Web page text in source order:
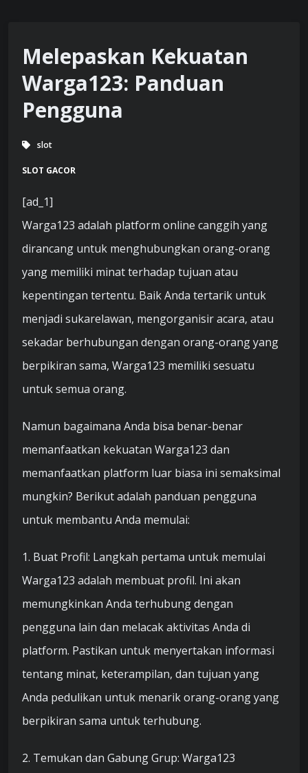
Melepaskan Kekuatan
Warga123: Panduan
Pengguna
slot
SLOT GACOR
[ad_1]
Warga123 adalah platform online canggih yang
dirancang untuk menghubungkan orang-orang
yang memiliki minat terhadap tujuan atau
kepentingan tertentu. Baik Anda tertarik untuk
menjadi sukarelawan, mengorganisir acara, atau
sekadar berhubungan dengan orang-orang yang
berpikiran sama, Warga123 memiliki sesuatu
untuk semua orang.
Namun bagaimana Anda bisa benar-benar
memanfaatkan kekuatan Warga123 dan
memanfaatkan platform luar biasa ini semaksimal
mungkin? Berikut adalah panduan pengguna
untuk membantu Anda memulai:
1. Buat Profil: Langkah pertama untuk memulai
Warga123 adalah membuat profil. Ini akan
memungkinkan Anda terhubung dengan
pengguna lain dan melacak aktivitas Anda di
platform. Pastikan untuk menyertakan informasi
tentang minat, keterampilan, dan tujuan yang
Anda pedulikan untuk menarik orang-orang yang
berpikiran sama untuk terhubung.
2. Temukan dan Gabung Grup: Warga123